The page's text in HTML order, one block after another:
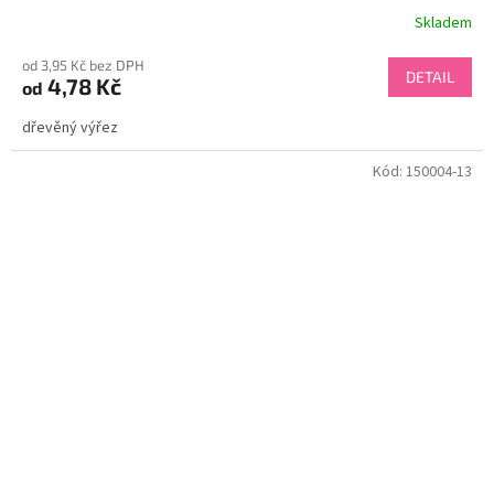
Skladem
od 3,95 Kč bez DPH
od 4,78 Kč DETAIL
dřevěný výřez
Kód: 150004-13